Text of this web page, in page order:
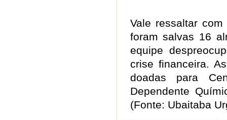
Vale ressaltar
foram salvas 16
equipe
crise financeira.
doadas para
Dependente
(Fonte: Ubaitaba